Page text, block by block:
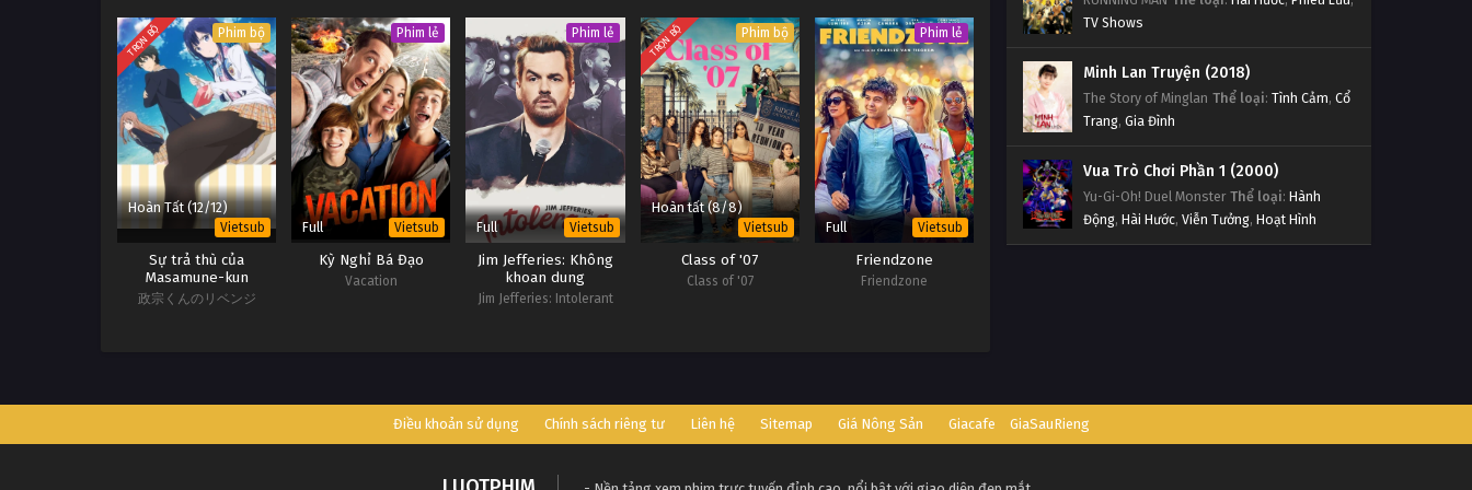
TRỌN BỘ Phim bộ
Hoàn Tất (12/12)
Vietsub
Sự trả thù của
Masamune-kun
政宗くんのリベンジ
Phim lẻ
Full Vietsub
Kỳ Nghỉ Bá Đạo
Vacation
Phim lẻ
Full Vietsub
Jim Jefferies: Không
khoan dung
Jim Jefferies: Intolerant
TRỌN BỘ Phim bộ
Hoàn tất (8/8)
Vietsub
Class of '07
Class of '07
Phim lẻ
Full Vietsub
Friendzone
Friendzone
TV Shows
Minh Lan Truyện (2018)
The Story of Minglan Thể loại: Tình Cảm, Cổ
Trang, Gia Đình
Vua Trò Chơi Phần 1 (2000)
Yu-Gi-Oh! Duel Monster Thể loại: Hành
Động, Hài Hước, Viễn Tưởng, Hoạt Hình
Điều khoản sử dụng Chính sách riêng tư Liên hệ Sitemap Giá Nông Sản Giacafe GiaSauRieng